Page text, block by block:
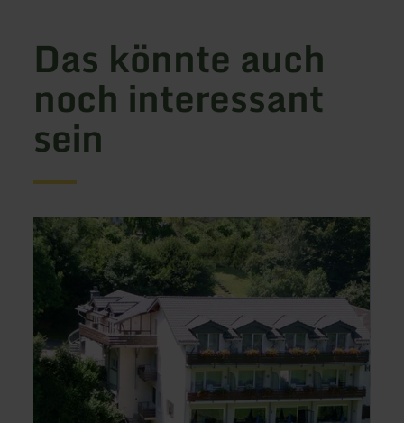
Das könnte auch
noch interessant
sein
mehr
erfahren
zu:
Landhotel
Krolik
Egger